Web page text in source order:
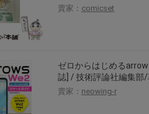
賣家： comicset
ゼロからはじめる
誌] / 技術評論社編集部/
賣家： neowing-r